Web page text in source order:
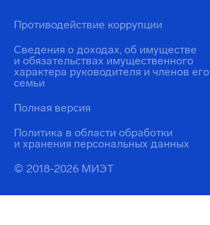
© 2018-2026 МИЭТ
Политика в области обработки
и хранения персональных данных
Противодействие коррупции
Сведения о доходах, об имуществе
и обязательствах имущественного
характера руководителя и членов его
семьи
Полная версия